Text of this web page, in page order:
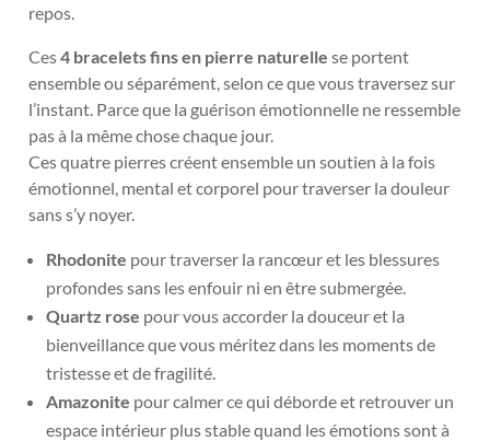
repos.
Ces4 bracelets fins en pierre naturelle se portent
ensemble ou séparément, selon ce que vous traversez sur
l’instant. Parce que la guérison émotionnelle ne ressemble
pas à la même chose chaque jour.
Ces quatre pierres créent ensemble un soutien à la fois
émotionnel, mental et corporel pour traverser la douleur
sans s’y noyer.
Rhodonite pour traverser la rancœur et les blessures
profondes sans les enfouir ni en être submergée.
Quartz rose pour vous accorder la douceur et la
bienveillance que vous méritez dans les moments de
tristesse et de fragilité.
Amazonite pour calmer ce qui déborde et retrouver un
espace intérieur plus stable quand les émotions sont à